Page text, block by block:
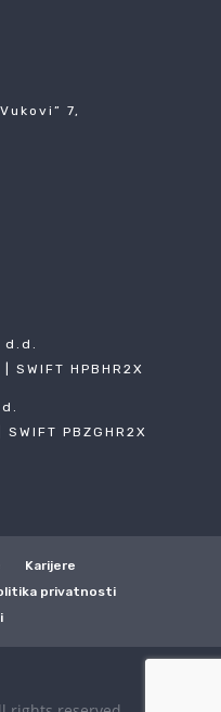
7,
d.d.
HPBHR2X
PBZGHR2X
Karijere
privatnosti